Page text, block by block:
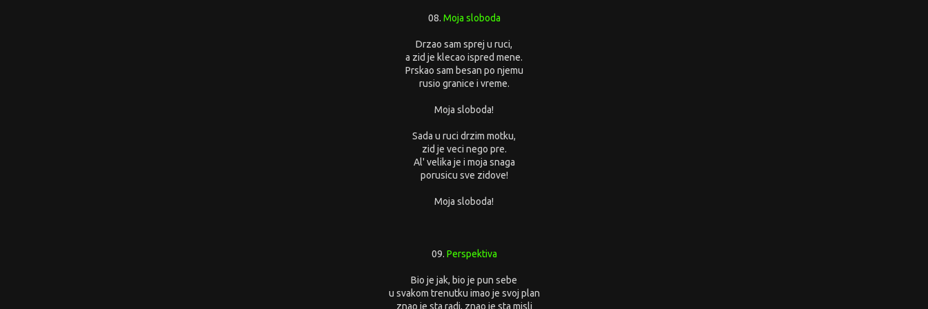
08. Moja sloboda
Drzao sam sprej u ruci,
a zid je klecao ispred mene.
Prskao sam besan po njemu
rusio granice i vreme.
Moja sloboda!
Sada u ruci drzim motku,
zid je veci nego pre.
Al' velika je i moja snaga
porusicu sve zidove!
Moja sloboda!
09. Perspektiva
Bio je jak, bio je pun sebe
u svakom trenutku imao je svoj plan
znao je sta radi, znao je sta misli